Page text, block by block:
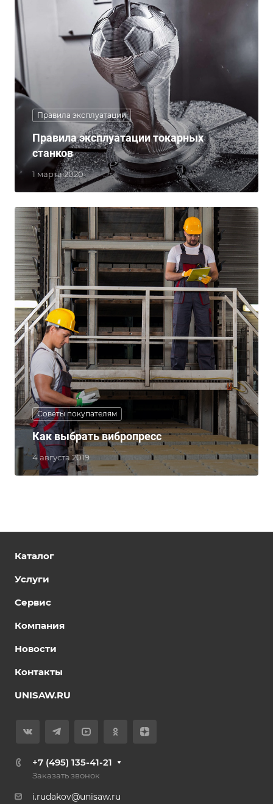
Правила эксплуатации
1 марта 2020
Правила эксплуатации токарных
станков
Советы покупателям
4 августа 2019
Как выбрать вибропресс
Каталог
Услуги
Сервис
Компания
Новости
Контакты
UNISAW.RU
+7 (495) 135-41-21
Заказать звонок
i.rudakov@unisaw.ru